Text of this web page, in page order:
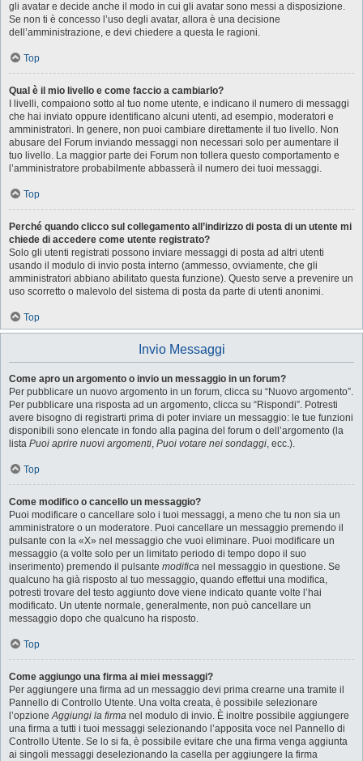
gli avatar e decide anche il modo in cui gli avatar sono messi a disposizione.
Se non ti è concesso l’uso degli avatar, allora è una decisione
dell’amministrazione, e devi chiedere a questa le ragioni.
Top
Qual è il mio livello e come faccio a cambiarlo?
I livelli, compaiono sotto al tuo nome utente, e indicano il numero di messaggi
che hai inviato oppure identificano alcuni utenti, ad esempio, moderatori e
amministratori. In genere, non puoi cambiare direttamente il tuo livello. Non
abusare del Forum inviando messaggi non necessari solo per aumentare il
tuo livello. La maggior parte dei Forum non tollera questo comportamento e
l’amministratore probabilmente abbasserà il numero dei tuoi messaggi.
Top
Perché quando clicco sul collegamento all’indirizzo di posta di un utente mi
chiede di accedere come utente registrato?
Solo gli utenti registrati possono inviare messaggi di posta ad altri utenti
usando il modulo di invio posta interno (ammesso, ovviamente, che gli
amministratori abbiano abilitato questa funzione). Questo serve a prevenire un
uso scorretto o malevolo del sistema di posta da parte di utenti anonimi.
Top
Invio Messaggi
Come apro un argomento o invio un messaggio in un forum?
Per pubblicare un nuovo argomento in un forum, clicca su “Nuovo argomento”.
Per pubblicare una risposta ad un argomento, clicca su “Rispondi”. Potresti
avere bisogno di registrarti prima di poter inviare un messaggio: le tue funzioni
disponibili sono elencate in fondo alla pagina del forum o dell’argomento (la
lista Puoi aprire nuovi argomenti, Puoi votare nei sondaggi, ecc.).
Top
Come modifico o cancello un messaggio?
Puoi modificare o cancellare solo i tuoi messaggi, a meno che tu non sia un
amministratore o un moderatore. Puoi cancellare un messaggio premendo il
pulsante con la «X» nel messaggio che vuoi eliminare. Puoi modificare un
messaggio (a volte solo per un limitato periodo di tempo dopo il suo
inserimento) premendo il pulsante modifica nel messaggio in questione. Se
qualcuno ha già risposto al tuo messaggio, quando effettui una modifica,
potresti trovare del testo aggiunto dove viene indicato quante volte l’hai
modificato. Un utente normale, generalmente, non può cancellare un
messaggio dopo che qualcuno ha risposto.
Top
Come aggiungo una firma ai miei messaggi?
Per aggiungere una firma ad un messaggio devi prima crearne una tramite il
Pannello di Controllo Utente. Una volta creata, è possibile selezionare
l’opzioneAggiungi la firma nel modulo di invio. È inoltre possibile aggiungere
una firma a tutti i tuoi messaggi selezionando l’apposita voce nel Pannello di
Controllo Utente. Se lo si fa, è possibile evitare che una firma venga aggiunta
ai singoli messaggi deselezionando la casella per aggiungere la firma